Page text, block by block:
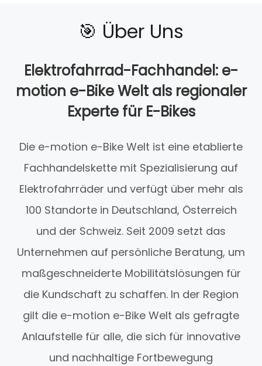
🎯️ Über Uns
Elektrofahrrad-Fachhandel: e-
motion e-Bike Welt als regionaler
Experte für E-Bikes
Die e-motion e-Bike Welt ist eine etablierte
Fachhandelskette mit Spezialisierung auf
Elektrofahrräder und verfügt über mehr als
100 Standorte in Deutschland, Österreich
und der Schweiz. Seit 2009 setzt das
Unternehmen auf persönliche Beratung, um
maßgeschneiderte Mobilitätslösungen für
die Kundschaft zu schaffen. In der Region
gilt die e-motion e-Bike Welt als gefragte
Anlaufstelle für alle, die sich für innovative
und nachhaltige Fortbewegung